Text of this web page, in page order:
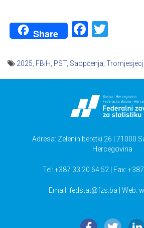
Share
2025 FBiH PST, Saopćenja
Adresa: Zelenih beretki 26 | 71000
Hercegovina
Tel: +387 33 20 64 52 | Fax:
Email: fedstat@fzs.ba | Web: